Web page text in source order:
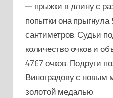
— прыжки в длину с
попытки она прыгнула
сантиметров. Судьи
количество очков и
4767 очков. Подруги
Виноградову с новым
золотой медалью.